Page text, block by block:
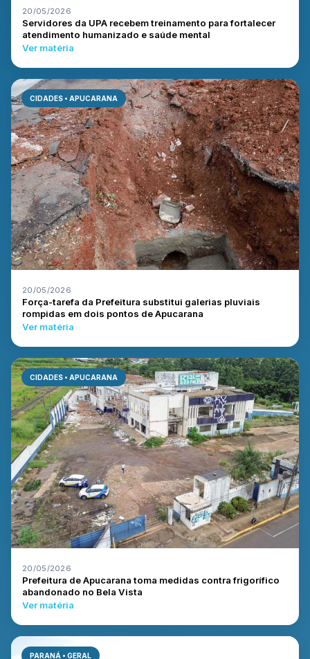
20/05/2026
Servidores da UPA recebem treinamento para fortalecer
atendimento humanizado e saúde mental
Ver matéria
CIDADES • APUCARANA
20/05/2026
Força-tarefa da Prefeitura substitui galerias pluviais
rompidas em dois pontos de Apucarana
Ver matéria
CIDADES • APUCARANA
20/05/2026
Prefeitura de Apucarana toma medidas contra frigorífico
abandonado no Bela Vista
Ver matéria
PARANÁ • GERAL